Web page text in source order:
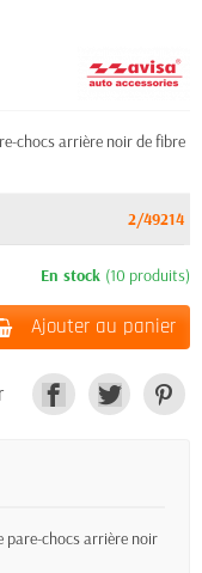
chocs arrière noir de fibre
2/49214
En stock (10 produits)
Ajouter au panier
pare-chocs arrière noir